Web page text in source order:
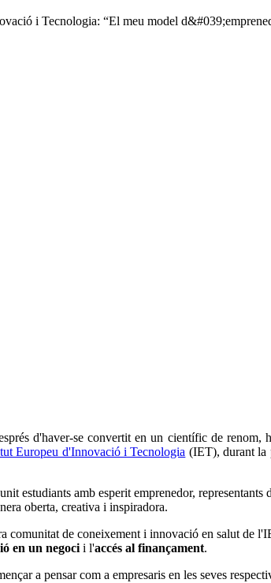
i Tecnologia: “El meu model
d'haver-se convertit en un científic de renom,
Europeu d'Innovació i Tecnologia (IET), durant la
estudiants amb esperit emprenedor,
oberta, creativa i inspiradora.
de coneixement i innovació en salut de
en un negocii l'accés al finançament.
a pensar com a empresaris en les seves